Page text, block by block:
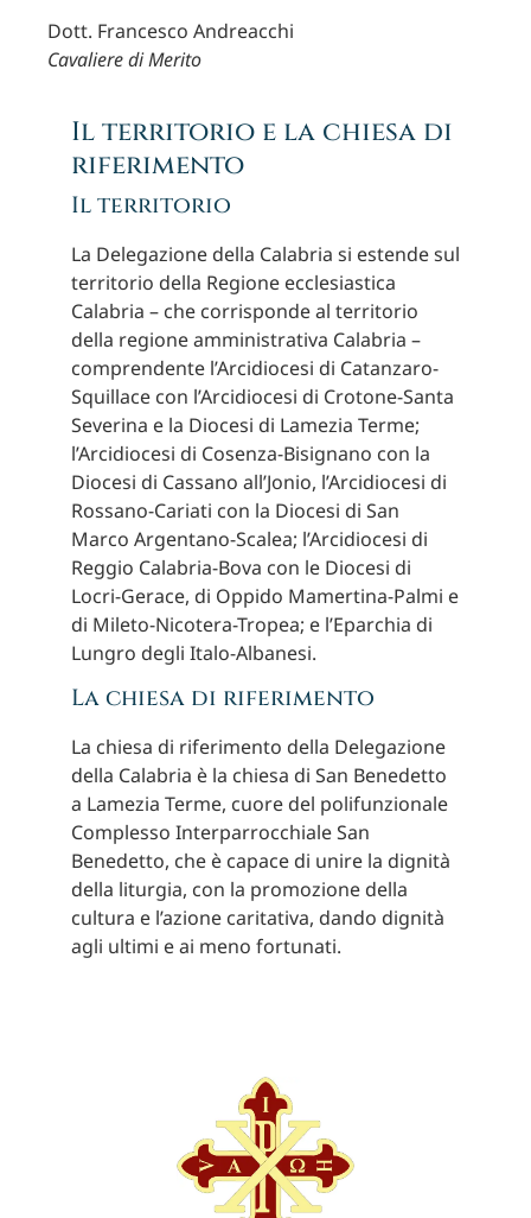
Dott. Francesco Andreacchi
Cavaliere di Merito
Il territorio e la chiesa di
riferimento
Il territorio
La Delegazione della Calabria si estende sul
territorio della Regione ecclesiastica
Calabria – che corrisponde al territorio
della regione amministrativa Calabria –
comprendente l’Arcidiocesi di Catanzaro-
Squillace con l’Arcidiocesi di Crotone-Santa
Severina e la Diocesi di Lamezia Terme;
l’Arcidiocesi di Cosenza-Bisignano con la
Diocesi di Cassano all’Jonio, l’Arcidiocesi di
Rossano-Cariati con la Diocesi di San
Marco Argentano-Scalea; l’Arcidiocesi di
Reggio Calabria-Bova con le Diocesi di
Locri-Gerace, di Oppido Mamertina-Palmi e
di Mileto-Nicotera-Tropea; e l’Eparchia di
Lungro degli Italo-Albanesi.
La chiesa di riferimento
La chiesa di riferimento della Delegazione
della Calabria è la chiesa di San Benedetto
a Lamezia Terme, cuore del polifunzionale
Complesso Interparrocchiale San
Benedetto, che è capace di unire la dignità
della liturgia, con la promozione della
cultura e l’azione caritativa, dando dignità
agli ultimi e ai meno fortunati.